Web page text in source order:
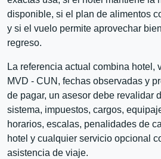
disponible, si el plan de alimentos
y si el vuelo permite aprovechar
regreso.
La referencia actual combina hotel,
MVD - CUN, fechas observadas y
de pagar, un asesor debe revalidar
sistema, impuestos, cargos,
horarios, escalas, penalidades de
hotel y cualquier servicio opcional
asistencia de viaje.